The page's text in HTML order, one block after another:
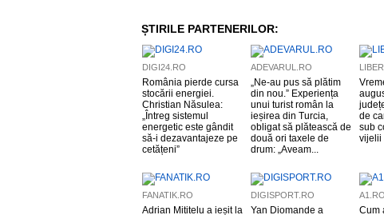
ȘTIRILE PARTENERILOR:
DIGI24.RO
România pierde cursa
stocării energiei.
Christian Năsulea:
„Întreg sistemul
energetic este gândit
să-i dezavantajeze pe
cetățeni”
ADEVARUL.RO
„Ne-au pus să plătim
din nou.” Experiența
unui turist român la
ieșirea din Turcia,
obligat să plătească de
două ori taxele de
drum: „Aveam...
de
sub
vijelii
FANATIK.RO
Adrian Mititelu a ieșit la
DIGISPORT.RO
Yan Diomande a
A1.RO
Cum